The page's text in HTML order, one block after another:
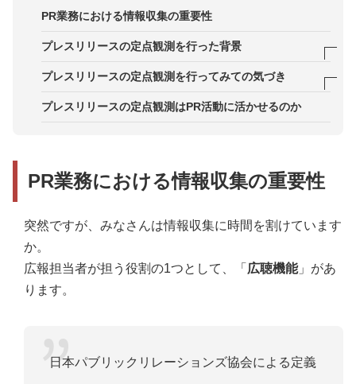
PR業務における情報収集の重要性
プレスリリースの定点観測を行った背景
事業会社広報の悩み
定点観測開始のきっかけ
プレスリリースの定点観測を行ってみての気づき
ランキングの特徴
事例3．表記の細やかな配慮
事例4．特定シチュエーションに適した表現の利用
プレスリリースの定点観測はPR活動に活かせるのか
PR業務における情報収集の重要性
突然ですが、みなさんは情報収集に時間を割けています
か。
広報担当者が担う役割の1つとして、「 広聴機能」があ
ります。
日本パブリックリレーションズ協会による定義